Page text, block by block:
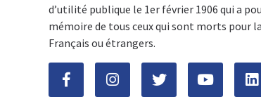
d’utilité publique le 1er février 1906 qui a
mémoire de tous ceux qui sont morts pour
Français ou étrangers.